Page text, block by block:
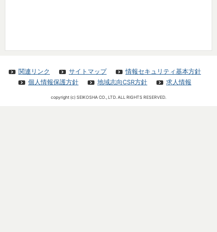
関連リンク サイトマップ
情報セキュリティ基本方針
個人情報保護方針
地域志向CSR方針 求人情報
copyright (c) SEIKOSHA CO., LTD. ALL RIGHTS RESERVED.